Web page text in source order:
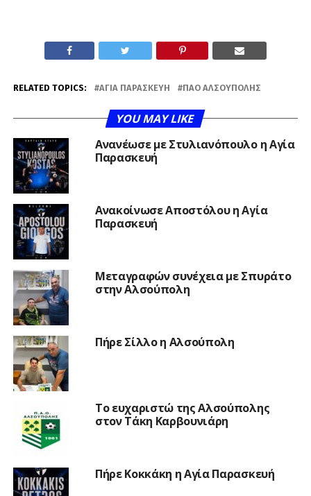
RELATED TOPICS: ΑΓΊΑ ΠΑΡΑΣΚΕΥΉ ΠΑΟ ΑΛΣΟΎΠΟΛΗΣ
YOU MAY LIKE
Ανανέωσε με Στυλιανόπουλο η Αγία
Παρασκευή
Ανακοίνωσε Αποστόλου η Αγία
Παρασκευή
Μεταγραφών συνέχεια με Σπυράτο
στην Αλσούπολη
Πήρε Σίλλο η Αλσούπολη
Το ευχαριστώ της Αλσούπολης
στον Τάκη Καρβουνιάρη
Πήρε Κοκκάκη η Αγία Παρασκευή